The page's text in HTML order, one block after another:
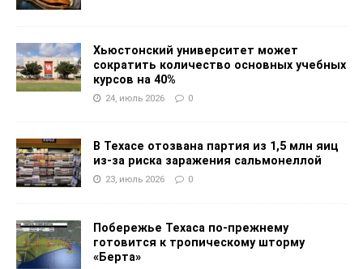
Хьюстонский университет может
сократить количество основных учебных
курсов на 40%
24, июль 2026 0
В Техасе отозвана партия из 1,5 млн яиц
из-за риска заражения сальмонеллой
23, июль 2026 0
Побережье Техаса по-прежнему
готовится к тропическому шторму
«Берта»